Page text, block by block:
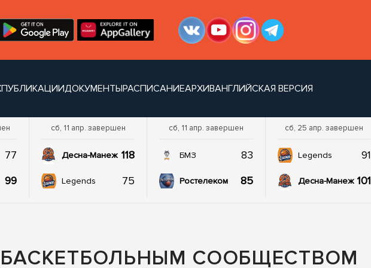
ПУБЛИКАЦИИДОКУМЕНТЫРАСПИСАНИЕАРХИВАНГЛИЙСКАЯ ВЕРСИЯ
77
99
сб, 11 апр. завершен
Десна-Манеж 118
Legends 75
сб, 11 апр. завершен
БМЗ 83
Ростелеком 85
сб, 25 апр. завершен
Legends 91
Десна-Манеж 101
СООБЩЕСТВОМ